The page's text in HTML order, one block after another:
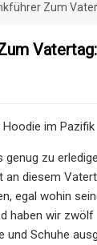
Zum
im Pazifik
genug zu
an diesem
egal wohin
haben wir zwölf
und Schuhe